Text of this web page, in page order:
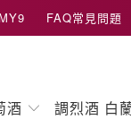
FAQ常見問題
酒 調烈酒 白